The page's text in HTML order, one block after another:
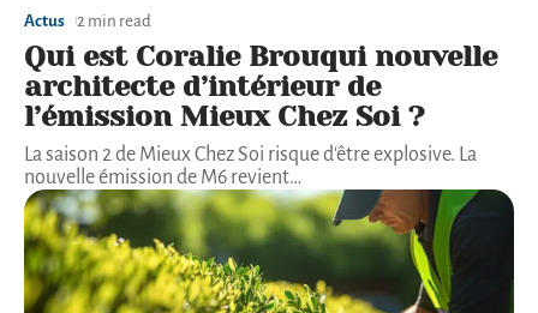
Actus 2 min read
Qui est Coralie Brouqui nouvelle
architecte d’intérieur de
l’émission Mieux Chez Soi ?
La saison 2 de Mieux Chez Soi risque d'être explosive. La
nouvelle émission de M6 revient…